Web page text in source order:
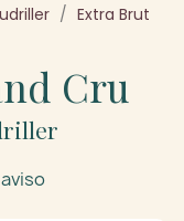
Extra Brut
Cru